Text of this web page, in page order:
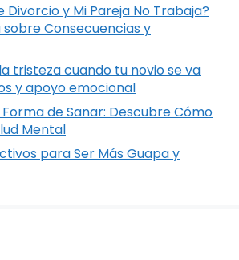
Divorcio y Mi Pareja No Trabaja?
Consecuencias y
tristeza cuando tu novio se va
y apoyo emocional
Forma de Sanar: Descubre Cómo
Mental
para Ser Más Guapa y